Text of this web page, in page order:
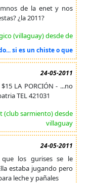
de la enet y nos
¿la 2011?
(villaguay) desde de
si es un chiste o que
24-05-2011
$15 LA PORCIÓN - ...no
TEL 421031
(club sarmiento) desde
villaguay
24-05-2011
los gurises se le
estaba jugando pero
leche y pañales